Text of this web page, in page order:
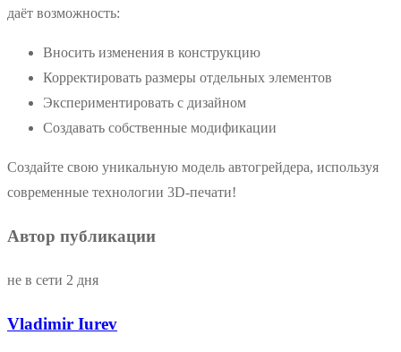
даёт возможность:
Вносить изменения в конструкцию
Корректировать размеры отдельных элементов
Экспериментировать с дизайном
Создавать собственные модификации
Создайте свою уникальную модель автогрейдера, используя
современные технологии 3D-печати!
Автор публикации
не в сети 2 дня
Vladimir Iurev